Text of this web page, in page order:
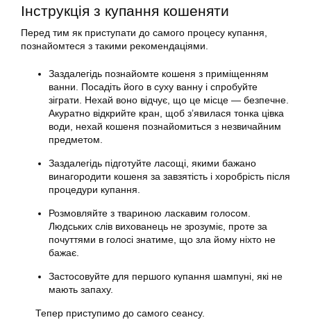
Інструкція з купання кошеняти
Перед тим як приступати до самого процесу купання,
познайомтеся з такими рекомендаціями.
Заздалегідь познайомте кошеня з приміщенням
ванни. Посадіть його в суху ванну і спробуйте
зіграти. Нехай воно відчує, що це місце — безпечне.
Акуратно відкрийте кран, щоб з’явилася тонка цівка
води, нехай кошеня познайомиться з незвичайним
предметом.
Заздалегідь підготуйте ласощі, якими бажано
винагородити кошеня за завзятість і хоробрість після
процедури купання.
Розмовляйте з твариною ласкавим голосом.
Людських слів вихованець не зрозуміє, проте за
почуттями в голосі знатиме, що зла йому ніхто не
бажає.
Застосовуйте для першого купання шампуні, які не
мають запаху.
Тепер приступимо до самого сеансу.